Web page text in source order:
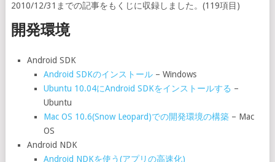
2010/12/31までの記事をもくじに収録しました。(119項目)
開発環境
Android SDK
Android SDKのインストール– Windows
Ubuntu 10.04にAndroid SDKをインストールする –
Ubuntu
Mac OS 10.6(Snow Leopard)での開発環境の構築– Mac
OS
Android NDK
Android NDKを使う(アプリの高速化)